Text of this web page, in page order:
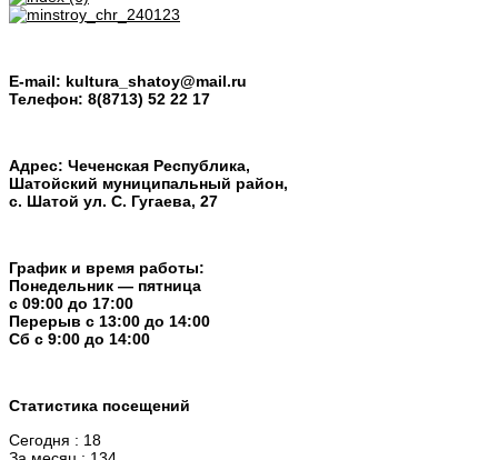
E-mail: kultura_shatoy@mail.ru
Телефон: 8(8713) 52 22 17
Адрес: Чеченская Республика,
Шатойский муниципальный район,
с. Шатой ул. С. Гугаева, 27
График и время работы:
Понедельник — пятница
с 09:00 до 17:00
Перерыв c 13:00 до 14:00
Cб с 9:00 до 14:00
Статистика посещений
Сегодня : 18